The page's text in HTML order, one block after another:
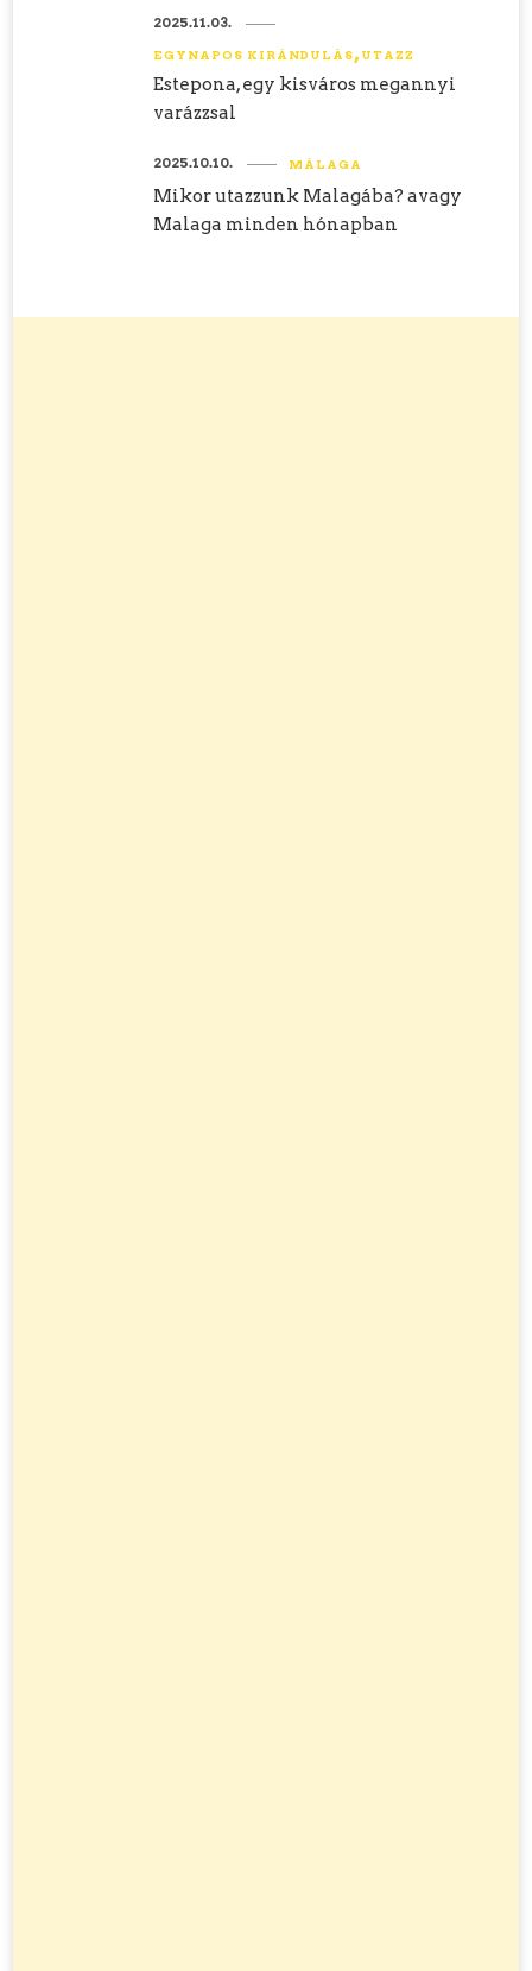
EGYNAPOS KIRÁNDULÁS UTAZZ
Estepona, egy kisváros megannyi
varázzsal
2025.11.03.
MÁLAGA
Mikor utazzunk Malagába? avagy
Malaga minden hónapban
2025.10.10.